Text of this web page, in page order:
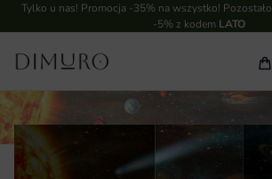
Tylko u nas! Promocja -35% na wszystko! Pozostało
-5% z kodem LATO